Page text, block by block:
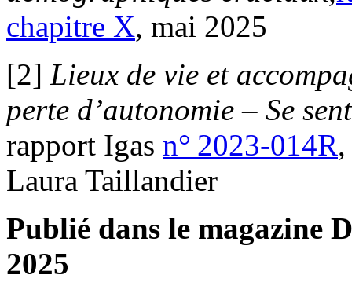
chapitre X, mai 2025
[2] Lieux de vie et
perte d’autonomie – Se
rapport Igas n° 2023-014R
Laura Taillandier
Publié dans le magazine
2025